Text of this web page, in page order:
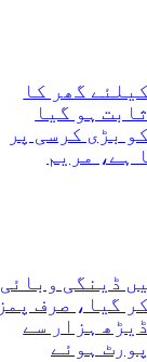
گھر کا
ہو گیا
بڑی کرسی پر
ہے، مریم
ڈینگی وبائی
گیا، صرف پمز
ہزار سے
ہوئے